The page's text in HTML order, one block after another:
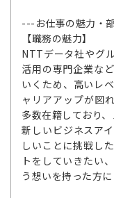
---お仕事の魅力・
【職務の魅力】
NTTデータ社やグ
活用の専門企業な
いくため、高いレ
ャリアアップが図
多数在籍しており
新しいビジネスア
しいことに挑戦し
トをしていきたい
う想いを持った方